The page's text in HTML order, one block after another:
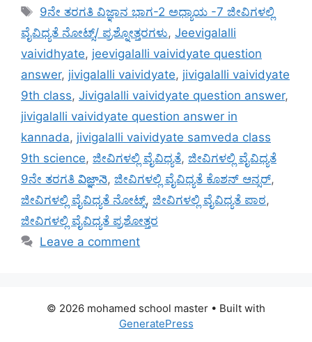
Tags
9ನೇ ತರಗತಿ ವಿಜ್ಞಾನ ಭಾಗ-2 ಅಧ್ಯಾಯ -7 ಜೀವಿಗಳಲ್ಲಿ
ವೈವಿಧ್ಯತೆ ನೋಟ್ಸ್/ ಪ್ರಶ್ನೋತ್ತರಗಳು, Jeevigalalli
vaividhyate, jeevigalalli vaividyate question
answer, jivigalalli vaividyate, jivigalalli vaividyate
9th class, Jivigalalli vaividyate question answer,
jivigalalli vaividyate question answer in
kannada, jivigalalli vaividyate samveda class
9th science, ಜೀವಿಗಳಲ್ಲಿ ವೈವಿಧ್ಯತೆ, ಜೀವಿಗಳಲ್ಲಿ ವೈವಿಧ್ಯತೆ
9ನೇ ತರಗತಿ విజ్ఞానె, ಜೀವಿಗಳಲ್ಲಿ ವೈವಿಧ್ಯತೆ ಕೊಶನ್ ಆನ್ಸ‌ರ್,
ಜೀವಿಗಳಲ್ಲಿ ವೈವಿಧ್ಯತೆ ನೋಟ್ಸ್, ಜೀವಿಗಳಲ್ಲಿ ವೈವಿಧ್ಯತೆ ಪಾಠ,
ಜೀವಿಗಳಲ್ಲಿ ವೈವಿಧ್ಯತೆ ಪ್ರಶೋತ್ತರ
Leave a comment
© 2026 mohamed school master • Built with
GeneratePress